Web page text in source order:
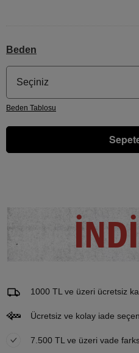
Beden
Seçiniz
Beden Tablosu
1000 TL ve üzeri ücretsiz
Ücretsiz ve kolay iade
7.500 TL ve üzeri vade